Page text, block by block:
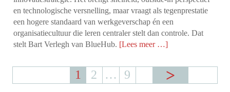
en technologische versnelling, maar vraagt als tegenprestatie
een hogere standaard van werkgeverschap én een
organisatiecultuur die leren centraler stelt dan controle. Dat
stelt Bart Verlegh van BlueHub. [Lees meer …]
1 2 … 9